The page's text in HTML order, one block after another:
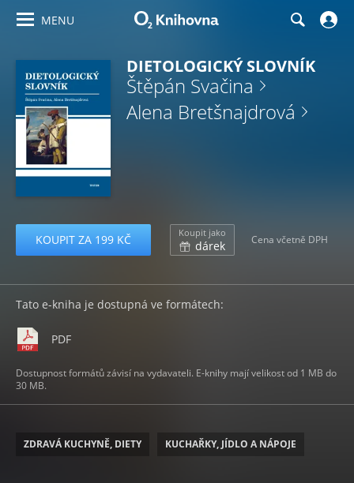
MENU
DIETOLOGICKÝ SLOVNÍK
Štěpán Svačina
Alena Bretšnajdrová
KOUPIT ZA 199 KČ Koupit jako
dárek Cena včetně DPH
Tato e-kniha je dostupná ve formátech:
PDF
Dostupnost formátů závisí na vydavateli. E-knihy mají velikost od 1 MB do
30 MB.
ZDRAVÁ KUCHYNĚ, DIETY KUCHAŘKY, JÍDLO A NÁPOJE